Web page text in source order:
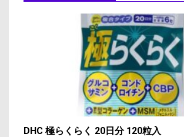
DHC 極らくらく 20日分 120粒入